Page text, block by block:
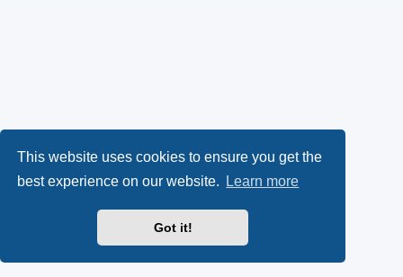
This website uses cookies to ensure you get the
best experience on our website.
Learn more
Got it!